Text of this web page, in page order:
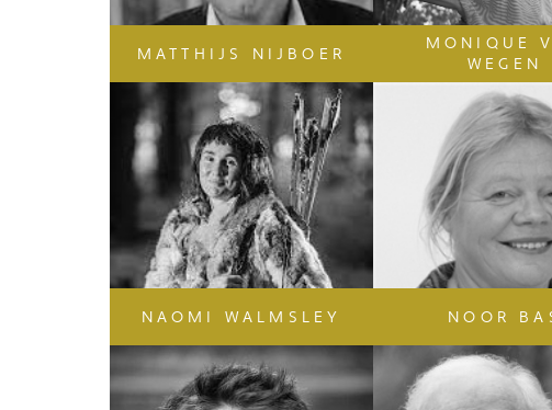
MATTHIJS NIJBOER
MONIQUE
WEGEN
NAOMI WALMSLEY NOOR